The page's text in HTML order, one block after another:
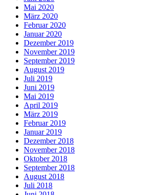
Mai 2020
März 2020
Februar 2020
Januar 2020
Dezember 2019
November 2019
September 2019
August 2019
Juli 2019
Juni 2019
Mai 2019
April 2019
März 2019
Februar 2019
Januar 2019
Dezember 2018
November 2018
Oktober 2018
September 2018
August 2018
Juli 2018